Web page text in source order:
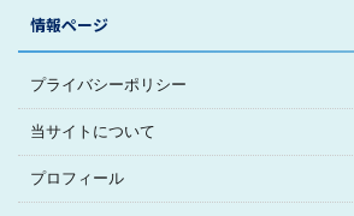
情報ページ
プライバシーポリシー
当サイトについて
プロフィール